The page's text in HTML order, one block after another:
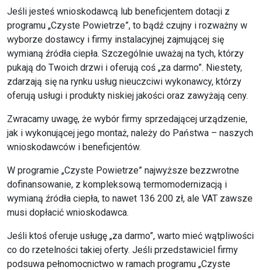
Jeśli jesteś wnioskodawcą lub beneficjentem dotacji z
programu „Czyste Powietrze”, to bądź czujny i rozważny w
wyborze dostawcy i firmy instalacyjnej zajmującej się
wymianą źródła ciepła. Szczególnie uważaj na tych, którzy
pukają do Twoich drzwi i oferują coś „za darmo”. Niestety,
zdarzają się na rynku usług nieuczciwi wykonawcy, którzy
oferują usługi i produkty niskiej jakości oraz zawyżają ceny.
Zwracamy uwagę, że wybór firmy sprzedającej urządzenie,
jak i wykonującej jego montaż, należy do Państwa – naszych
wnioskodawców i beneficjentów.
W programie „Czyste Powietrze” najwyższe bezzwrotne
dofinansowanie, z kompleksową termomodernizacją i
wymianą źródła ciepła, to nawet 136 200 zł, ale VAT zawsze
musi dopłacić wnioskodawca.
Jeśli ktoś oferuje usługę „za darmo”, warto mieć wątpliwości
co do rzetelności takiej oferty. Jeśli przedstawiciel firmy
podsuwa pełnomocnictwo w ramach programu „Czyste